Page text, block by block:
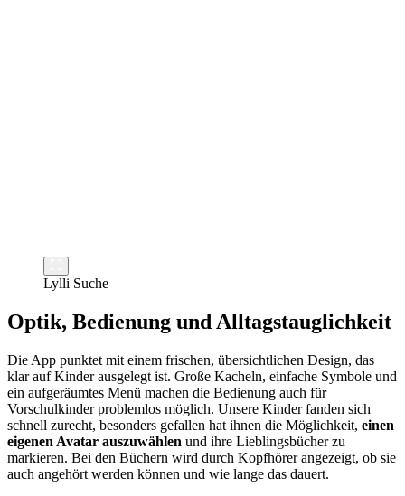
Lylli Suche
Optik, Bedienung und Alltagstauglichkeit
Die App punktet mit einem frischen, übersichtlichen Design, das
klar auf Kinder ausgelegt ist. Große Kacheln, einfache Symbole und
ein aufgeräumtes Menü machen die Bedienung auch für
Vorschulkinder problemlos möglich. Unsere Kinder fanden sich
schnell zurecht, besonders gefallen hat ihnen die Möglichkeit, einen
eigenen Avatar auszuwählen und ihre Lieblingsbücher zu
markieren. Bei den Büchern wird durch Kopfhörer angezeigt, ob sie
auch angehört werden können und wie lange das dauert.